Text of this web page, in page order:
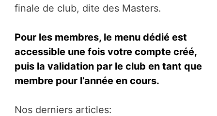
finale de club, dite des Masters.
Pour les membres, le menu dédié est
accessible une fois votre compte créé,
puis la validation par le club en tant que
membre pour l’année en cours.
Nos derniers articles: